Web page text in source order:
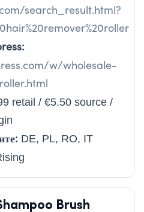
search_result.html?
w/wholesale-
retail / €5.50 source /
DE, PL, RO, IT
Brush